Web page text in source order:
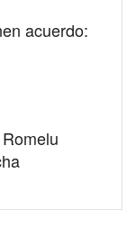
acuerdo: